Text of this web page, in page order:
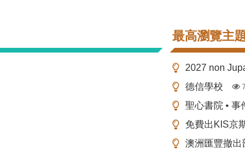
最高瀏覽主
2027 non
德信學校
聖心書院 • 事
免費出KIS京
澳洲匯豐撤出